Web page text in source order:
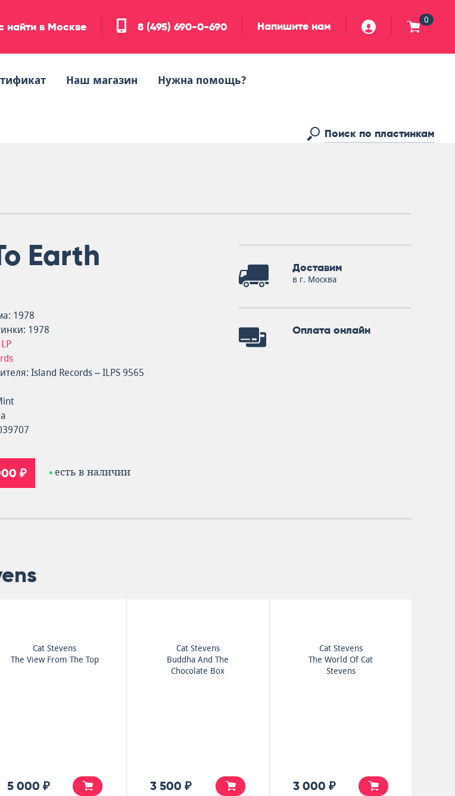
найти в Москве 8 (495) 690-0-690 Напишите нам 0
Наш магазин Нужна помощь?
Earth
1978
1978
LP
Island Records – ILPS 9565
₽ есть в наличии
Доставим
в г. Москва
Оплата онлайн
Cat Stevens
The View From The Top
5 000 ₽
Cat Stevens
Buddha And The
Chocolate Box
3 500 ₽
Cat Stevens
The World Of Cat
Stevens
3 000 ₽